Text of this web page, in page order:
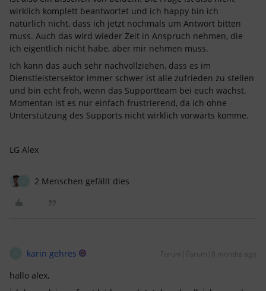
wirklich komplett beantwortet und ich happy bin ich
natürlich nicht, dass ich jetzt nochmals um Antwort bitten
muss. Auch das wird wieder Zeit in Anspruch nehmen, die
ich eigentlich nicht habe, aber mir nehmen muss.
Ich kann das auch sehr nachvollziehen, dass es im
Dienstleistersektor immer schwer ist alle zufrieden zu stellen
und bin echt froh, wenn das Supportteam bei euch wächst.
Momentan ist es nur einfach frustrierend, da ich ohne
Unterstützung des Supports nicht wirklich vorwärts komme.
LG Alex
2 Menschen gefällt dies
karin gehres Forum|Forum|8 months ago
hallo alex,